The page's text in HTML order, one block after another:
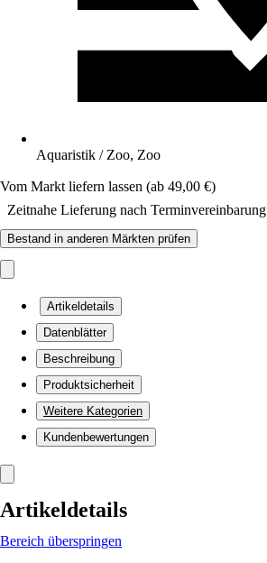
Aquaristik / Zoo, Zoo
Vom Markt liefern lassen (ab 49,00 €)
Zeitnahe Lieferung nach Terminvereinbarung
Bestand in anderen Märkten prüfen
Artikeldetails
Datenblätter
Beschreibung
Produktsicherheit
Weitere Kategorien
Kundenbewertungen
Artikeldetails
Bereich überspringen